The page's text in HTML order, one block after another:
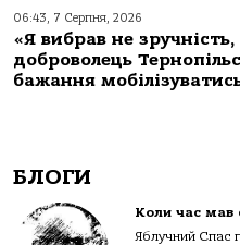
06:43, 7 Серпня, 2026
«Я вибрав не
доброволець
бажання
БЛОГИ
Коли час мав
Яблучний Спас